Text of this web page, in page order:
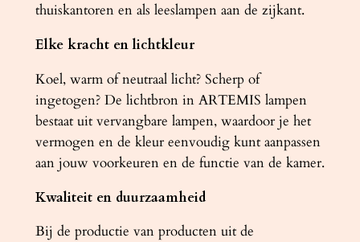
thuiskantoren en als leeslampen aan de zijkant.
Elke kracht en lichtkleur
Koel, warm of neutraal licht? Scherp of
ingetogen? De lichtbron in ARTEMIS lampen
bestaat uit vervangbare lampen, waardoor je het
vermogen en de kleur eenvoudig kunt aanpassen
aan jouw voorkeuren en de functie van de kamer.
Kwaliteit en duurzaamheid
Bij de productie van producten uit de